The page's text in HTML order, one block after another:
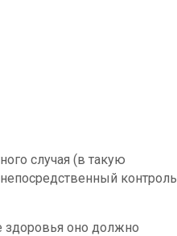
случая (в такую
контроль
здоровья оно должно